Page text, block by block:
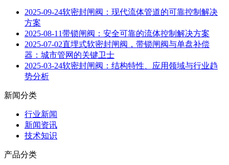
2025-09-24软密封闸阀：现代流体管道的可靠控制解决
方案
2025-08-11带锁闸阀：安全可靠的流体控制解决方案
2025-07-02直埋式软密封闸阀，带锁闸阀与单盘补偿
器：城市管网的关键卫士
2025-03-24软密封闸阀：结构特性、应用领域与行业趋
势分析
新闻分类
行业新闻
新闻资讯
技术知识
产品分类